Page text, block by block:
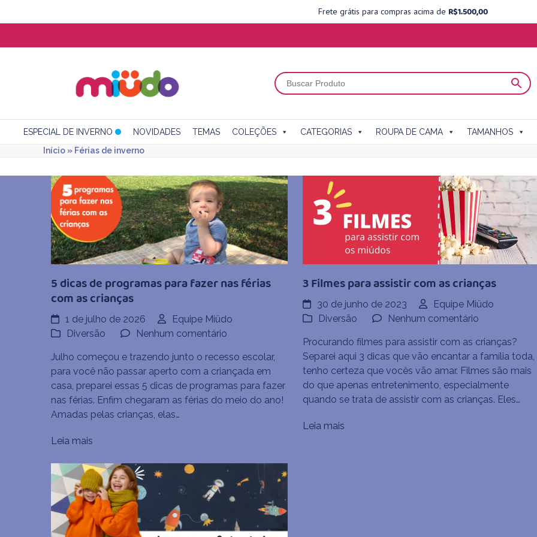
Frete grátis para compras acima de R$1.500,00
ESPECIAL DE INVERNO NOVIDADES TEMAS COLEÇÕES CATEGORIAS ROUPA DE CAMA TAMANHOS
Início » Férias de inverno
5 dicas de programas para fazer nas férias
com as crianças
1 de julho de 2026
Equipe Miüdo
Diversão
Nenhum comentárioem
dicas
de
programas
para
com
crianças
Julho começou e trazendo junto o recesso escolar,
para você não passar aperto com a criançada em
casa, preparei essas 5 dicas de programas para fazer
nas férias. Enfim chegaram as férias do meio do ano!
Amadas pelas crianças, elas…
Leia mais
3 Filmes para assistir com as crianças
30 de junho de 2023
Equipe Miüdo
Diversão
Nenhum comentárioem
Filmes
para
assistir
com
as
Procurando filmes para assistir com as crianças?
Separei aqui 3 dicas que vão encantar a família toda,
tenho certeza que vocês vão amar. Filmes são mais
do que apenas entretenimento, especialmente
quando se trata de assistir com as crianças. Eles…
Leia mais